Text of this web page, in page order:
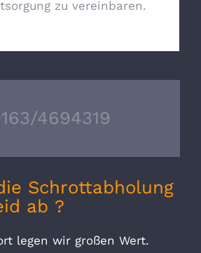
zu vereinbaren.
4694319
Schrottabholung
ab ?
legen wir großen Wert.